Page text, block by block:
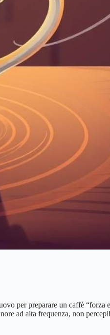
per preparare un caffè “forza
ad alta frequenza, non